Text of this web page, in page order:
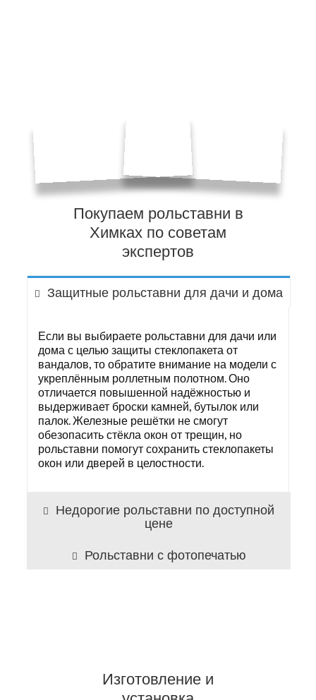
Покупаем рольставни в
Химках по советам
экспертов
Защитные рольставни для дачи и дома
Если вы выбираете рольставни для дачи или
дома с целью защиты стеклопакета от
вандалов, то обратите внимание на модели с
укреплённым роллетным полотном. Оно
отличается повышенной надёжностью и
выдерживает броски камней, бутылок или
палок. Железные решётки не смогут
обезопасить стёкла окон от трещин, но
рольставни помогут сохранить стеклопакеты
окон или дверей в целостности.
Недорогие рольставни по доступной
цене
Рольставни с фотопечатью
Изготовление и